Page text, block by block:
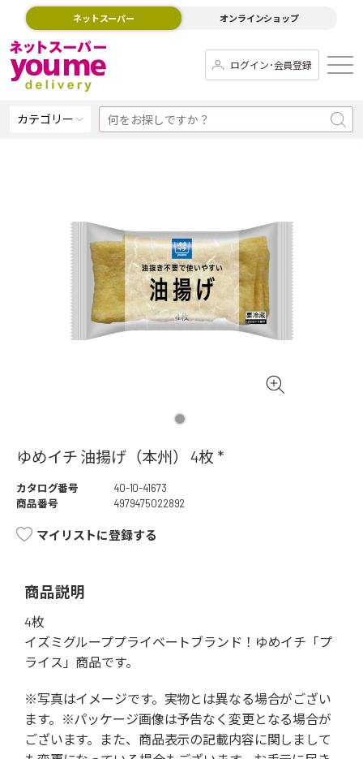
ネットスーパー オンラインショップ
ログイン･会員登録
カテゴリー
ゆめイチ 油揚げ（本州） 4枚 *
カタログ番号
40-10-41673
商品番号
4979475022892
マイリストに登録する
商品説明
4枚
イズミグループプライベートブランド！ゆめイチ「プ
ライス」商品です。
※写真はイメージです。実物とは異なる場合がござい
ます。※パッケージ画像は予告なく変更となる場合が
ございます。また、商品表示の記載内容に関しまして